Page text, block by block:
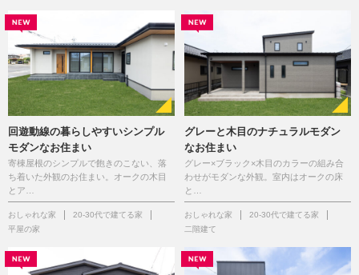
回遊動線の暮らしやすいシンプル
モダンなお住まい
寄棟屋根のシンプルで飽きのこない、落
ち着いた外観のお住まい。オークの木目
とア…
おしゃれな家
20-30代で建てる家
平屋の家
グレーと木目のナチュラルモダン
なお住まい
グレー×ブラック×木目のカラーの組み合
わせがモダンな外観。室内はオークの床
と…
おしゃれな家
20-30代で建てる家
二階建て